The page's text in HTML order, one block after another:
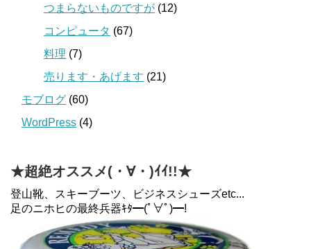
つまらないものですが (12)
コンピュータ (67)
料理 (7)
売ります・あげます (21)
モブログ (60)
WordPress (4)
★超絶オススメ(・∀・)ｲｲ!!★
登山靴、スキーブーツ、ビジネスシューズetc...
足のニホヒの最終兵器ｷﾀ━(ﾟ∀ﾟ)━!